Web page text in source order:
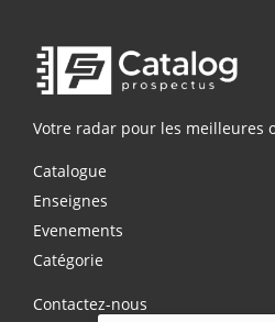
Votre radar pour les meilleures
Catalogue
Enseignes
Evenements
Catégorie
Contactez-nous